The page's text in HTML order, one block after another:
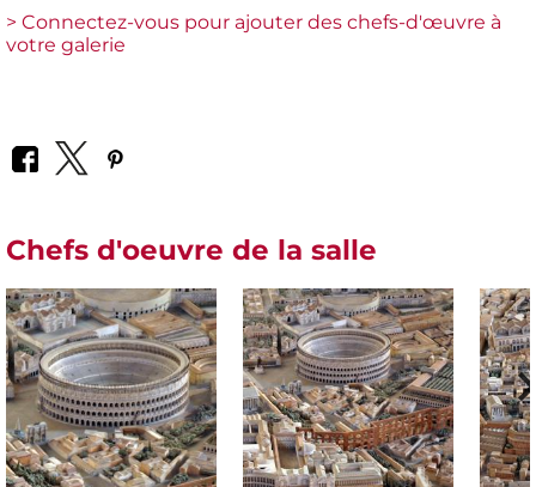
> Connectez-vous pour ajouter des chefs-d'œuvre à
votre galerie
Chefs d'oeuvre de la salle